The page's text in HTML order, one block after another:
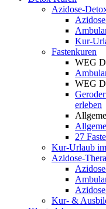
Azidose-
Kur-
Fastenkuren
WEG
WEG
erleben
27
Kur-Urlaub
Azidose-
Kur- &